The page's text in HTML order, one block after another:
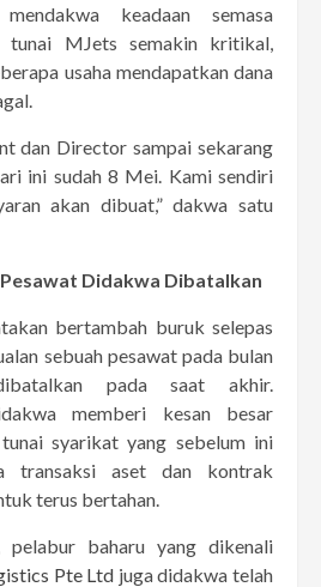
keadaan semasa
tunai MJets semakin kritikal,
usaha mendapatkan dana
dan Director sampai sekarang
ini sudah 8 Mei. Kami sendiri
akan dibuat,” dakwa satu
Didakwa Dibatalkan
bertambah buruk selepas
sebuah pesawat pada bulan
pada saat akhir.
memberi kesan besar
syarikat yang sebelum ini
transaksi aset dan kontrak
terus bertahan.
pelabur baharu yang dikenali
Pte Ltd juga didakwa telah